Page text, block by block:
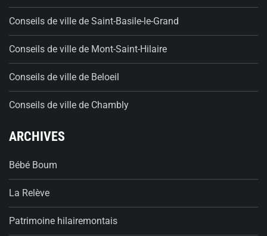
Conseils de ville de Saint-Basile-le-Grand
Conseils de ville de Mont-Saint-Hilaire
Conseils de ville de Beloeil
Conseils de ville de Chambly
ARCHIVES
Bébé Boum
La Relève
Patrimoine hilairemontais